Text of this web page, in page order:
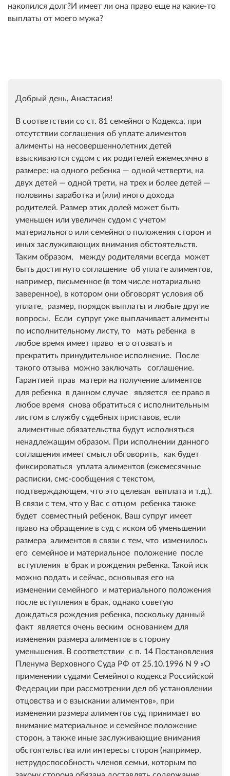
накопился долг?И имеет ли она право еще на какие-то
выплаты от моего мужа?
Добрый день, Анастасия!
В соответствии со ст. 81 семейного Кодекса, при
отсутствии соглашения об уплате алиментов
алименты на несовершеннолетних детей
взыскиваются судом с их родителей ежемесячно в
размере: на одного ребенка — одной четверти, на
двух детей — одной трети, на трех и более детей —
половины заработка и (или) иного дохода
родителей. Размер этих долей может быть
уменьшен или увеличен судом с учетом
материального или семейного положения сторон и
иных заслуживающих внимания обстоятельств.
Таким образом, между родителями всегда может
быть достигнуто соглашение об уплате алиментов,
например, письменное (в том числе нотариально
заверенное), в котором они обговорят условия об
уплате, размер, порядок выплаты и любые другие
вопросы. Если супруг уже выплачивает алименты
по исполнительному листу, то мать ребенка в
любое время имеет право его отозвать и
прекратить принудительное исполнение. После
такого отзыва можно заключать соглашение.
Гарантией прав матери на получение алиментов
для ребенка в данном случае является ее право в
любое время снова обратиться с исполнительным
листом в службу судебных приставов, если
алиментные обязательства будут исполняться
ненадлежащим образом. При исполнении данного
соглашения имеет смысл обговорить, как будет
фиксироваться уплата алиментов (ежемесячные
расписки, смс-сообщения с текстом,
подтверждающем, что это целевая выплата и т.д.).
В связи с тем, что у Вас с отцом ребенка также
будет совместный ребенок, Ваш супруг имеет
право на обращение в суд с иском об уменьшении
размера алиментов в связи с тем, что изменилось
его семейное и материальное положение после
вступления в брак и рождения ребенка. Такой иск
можно подать и сейчас, основывая его на
изменении семейного и материального положения
после вступления в брак, однако советую
дождаться рождения ребенка, поскольку данный
факт является очень веским основанием для
изменения размера алиментов в сторону
уменьшения. В соответствии с п. 14 Постановления
Пленума Верховного Суда РФ от 25.10.1996 N 9 «О
применении судами Семейного кодекса Российской
Федерации при рассмотрении дел об установлении
отцовства и о взыскании алиментов», при
изменении размера алиментов суд принимает во
внимание материальное и семейное положение
сторон, а также иные заслуживающие внимания
обстоятельства или интересы сторон (например,
нетрудоспособность членов семьи, которым по